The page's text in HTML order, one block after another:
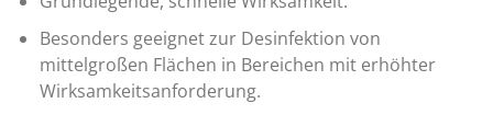
Besonders geeignet zur Desinfektion von
mittelgroßen Flächen in Bereichen mit erhöhter
Wirksamkeitsanforderung.